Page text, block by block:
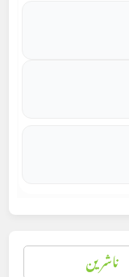
ناشرین